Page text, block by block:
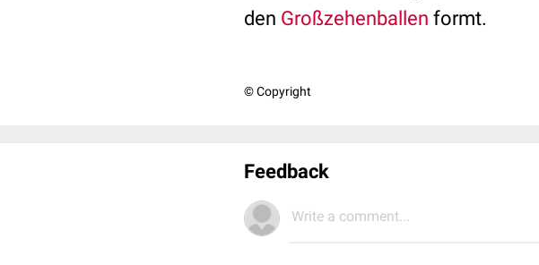
den Großzehenballen formt.
© Copyright
Feedback
Write a comment...